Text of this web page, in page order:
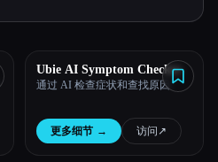
Ubie AI Symptom Checker
通过 AI 检查症状和查找原因
更多细节 → 访问 ↗︎